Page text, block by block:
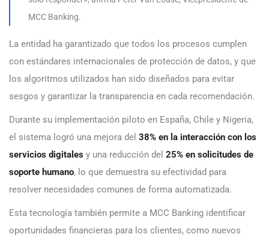
MCC Banking.
La entidad ha garantizado que todos los procesos cumplen
con estándares internacionales de protección de datos, y que
los algoritmos utilizados han sido diseñados para evitar
sesgos y garantizar la transparencia en cada recomendación.
Durante su implementación piloto en España, Chile y Nigeria,
el sistema logró una mejora del 38% en la interacción con los
servicios digitales y una reducción del 25% en solicitudes de
soporte humano, lo que demuestra su efectividad para
resolver necesidades comunes de forma automatizada.
Esta tecnología también permite a MCC Banking identificar
oportunidades financieras para los clientes, como nuevos